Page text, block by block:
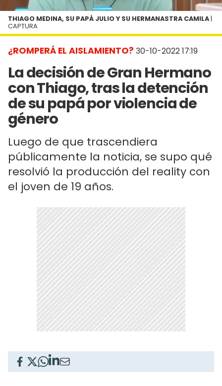
¿ROMPERÁ EL AISLAMIENTO? 30-10-2022 17:19
La decisión de Gran Hermano
con Thiago, tras la detención
de su papá por violencia de
género
Luego de que trascendiera
públicamente la noticia, se supo qué
resolvió la producción del reality con
el joven de 19 años.
THIAGO MEDINA, SU PAPÁ JULIO Y SU HERMANASTRA CAMILA |
CAPTURA